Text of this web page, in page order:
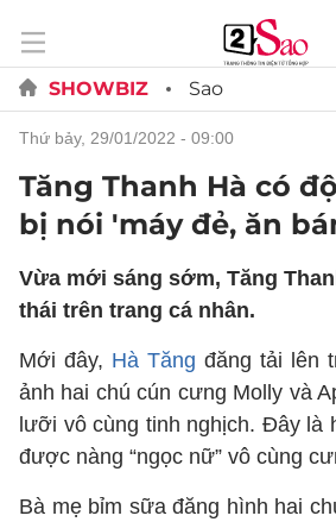
SHOWBIZ Sao
thứ bảy, 29/01/2022 - 09:00
Tăng Thanh Hà có
bị nói 'máy đẻ, ăn
Vừa mới sáng sớm, Tăng
thái trên trang cá nhân.
Mới đây, Hà Tăng đăng tải lên
ảnh hai chú cún cưng Molly và
lưỡi vô cùng tinh nghịch. Đây là
được nàng “ngọc nữ” vô cùng
Bà mẹ bỉm sữa đăng hình hai